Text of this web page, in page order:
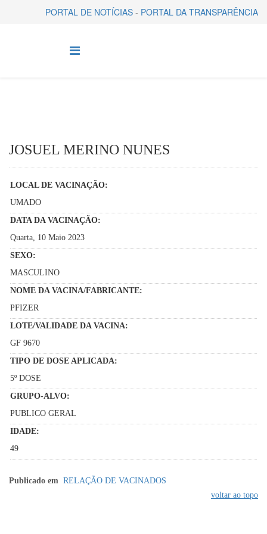
PORTAL DE NOTÍCIAS - PORTAL DA TRANSPARÊNCIA
JOSUEL MERINO NUNES
LOCAL DE VACINAÇÃO:
UMADO
DATA DA VACINAÇÃO:
Quarta, 10 Maio 2023
SEXO:
MASCULINO
NOME DA VACINA/FABRICANTE:
PFIZER
LOTE/VALIDADE DA VACINA:
GF 9670
TIPO DE DOSE APLICADA:
5º DOSE
GRUPO-ALVO:
PUBLICO GERAL
IDADE:
49
Publicado em RELAÇÃO DE VACINADOS
voltar ao topo